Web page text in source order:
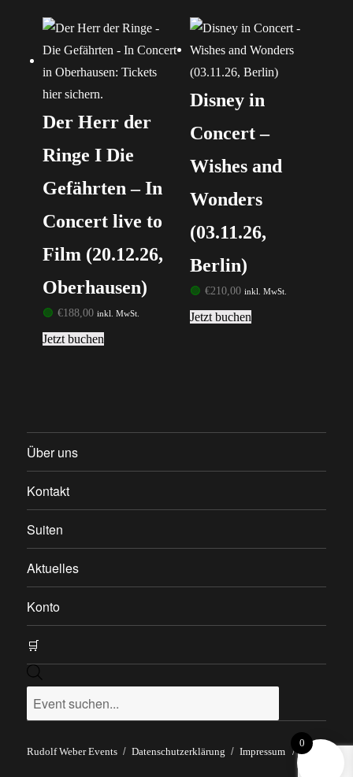
Der Herr der
Ringe I Die
Gefährten – In
Concert live to
Film (20.12.26,
Oberhausen)
🟢 €188,00 inkl. MwSt.
Jetzt buchen
Disney in
Concert –
Wishes and
Wonders
(03.11.26,
Berlin)
🟢 €210,00 inkl. MwSt.
Jetzt buchen
Über uns
Kontakt
Suiten
Aktuelles
Konto
🛒
search
Rudolf Weber Events Datenschutzerklärung Impressum / AGB
0